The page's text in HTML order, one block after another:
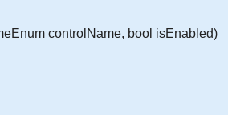
controlName, bool isEnabled)